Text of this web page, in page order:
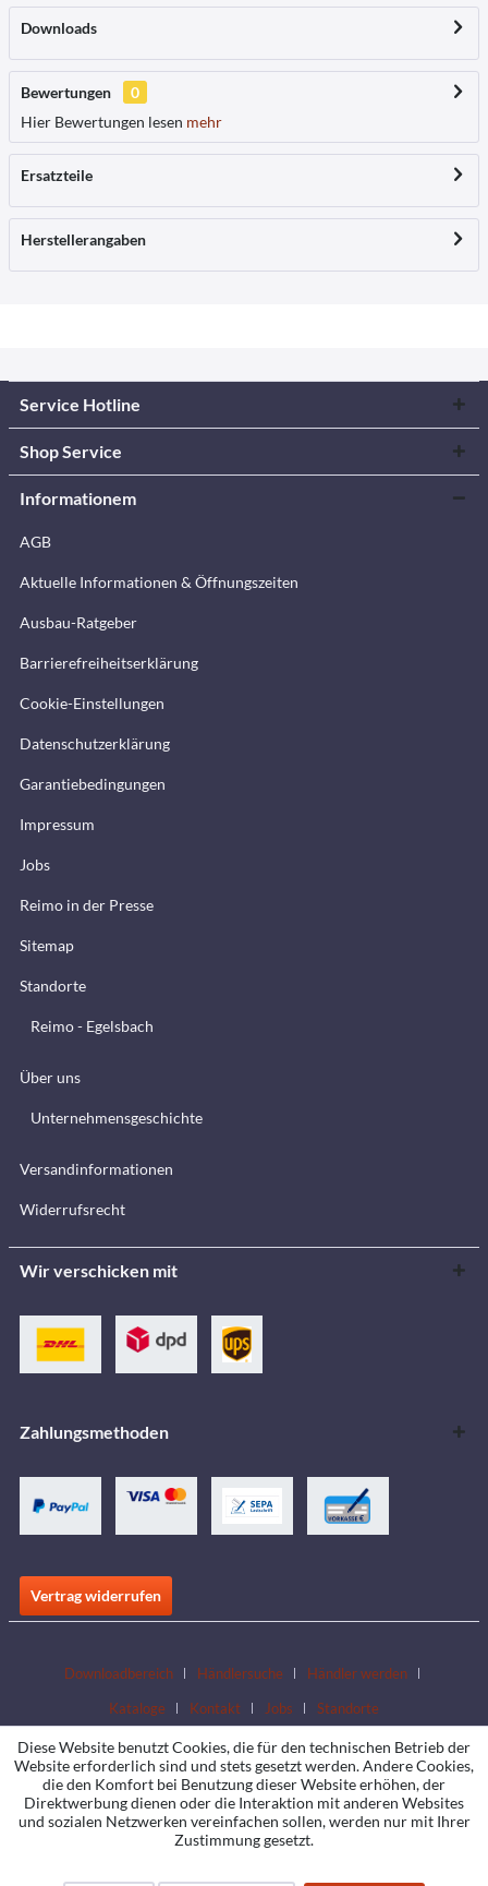
Downloads
Bewertungen
0
Hier Bewertungen lesen mehr
Ersatzteile
Herstellerangaben
Service Hotline
Shop Service
Informationem
AGB
Aktuelle Informationen & Öffnungszeiten
Ausbau-Ratgeber
Barrierefreiheitserklärung
Cookie-Einstellungen
Datenschutzerklärung
Garantiebedingungen
Impressum
Jobs
Reimo in der Presse
Sitemap
Standorte
Reimo - Egelsbach
Über uns
Unternehmensgeschichte
Versandinformationen
Widerrufsrecht
Wir verschicken mit
Zahlungsmethoden
Vertrag widerrufen
Downloadbereich Händlersuche
Händler werden
Kataloge
Kontakt Jobs Standorte
Diese Website benutzt Cookies, die für den technischen Betrieb der
Website erforderlich sind und stets gesetzt werden. Andere Cookies,
die den Komfort bei Benutzung dieser Website erhöhen, der
Direktwerbung dienen oder die Interaktion mit anderen Websites
und sozialen Netzwerken vereinfachen sollen, werden nur mit Ihrer
Zustimmung gesetzt.